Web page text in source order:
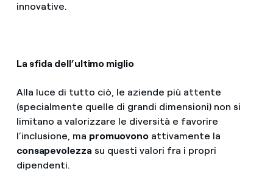
innovative.
La sfida dell’ultimo miglio
Alla luce di tutto ciò, le aziende più attente
(specialmente quelle di grandi dimensioni) non si
limitano a valorizzare le diversità e favorire
l’inclusione, ma promuovono attivamente la
consapevolezza su questi valori fra i propri
dipendenti.